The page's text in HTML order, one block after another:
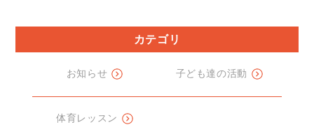
カテゴリ
お知らせ 子ども達の活動
体育レッスン